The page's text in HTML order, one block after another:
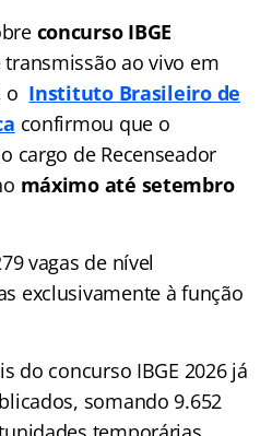
concurso IBGE
transmissão ao vivo em
o Instituto Brasileiro de
confirmou que o
cargo de Recenseador
máximo até setembro
vagas de nível
exclusivamente à função
do concurso IBGE 2026 já
somando 9.652